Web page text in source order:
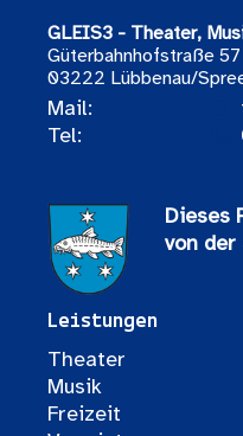
GLEIS3 - Theater,
Güterbahnhofstraße 57
03222 Lübbenau/
Mail:
Tel:
Dieses
von der
Leistungen
Theater
Musik
Freizeit